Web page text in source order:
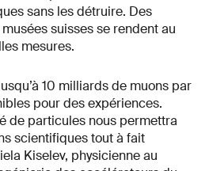
sans les détruire. Des
suisses se rendent au
mesures.
10 milliards de muons par
pour des expériences.
de particules nous permettra
scientifiques tout à fait
Kiselev, physicienne au